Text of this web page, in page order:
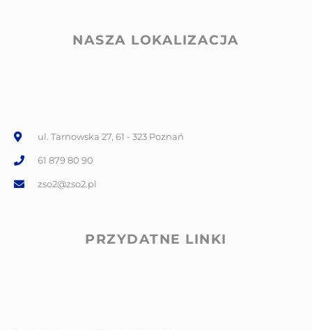
NASZA LOKALIZACJA
ul. Tarnowska 27, 61 - 323 Poznań
61 879 80 90
zso2@zso2.pl
PRZYDATNE LINKI